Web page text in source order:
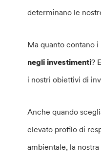
determinano le
Ma quanto contano
negli investimenti?
i nostri obiettivi di
Anche quando
elevato profilo di
ambientale, la nostra